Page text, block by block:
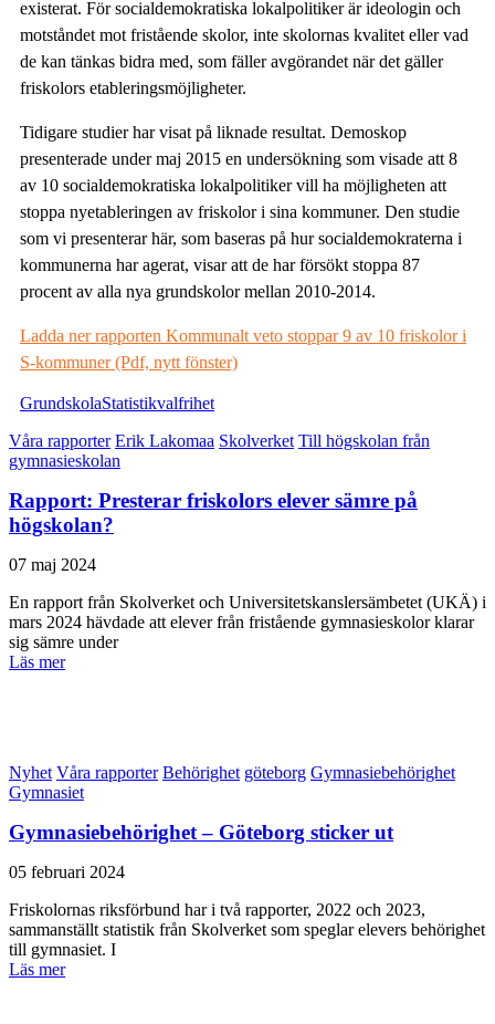
existerat. För socialdemokratiska lokalpolitiker är ideologin och
motståndet mot fristående skolor, inte skolornas kvalitet eller vad
de kan tänkas bidra med, som fäller avgörandet när det gäller
friskolors etableringsmöjligheter.
Tidigare studier har visat på liknade resultat. Demoskop
presenterade under maj 2015 en undersökning som visade att 8
av 10 socialdemokratiska lokalpolitiker vill ha möjligheten att
stoppa nyetableringen av friskolor i sina kommuner. Den studie
som vi presenterar här, som baseras på hur socialdemokraterna i
kommunerna har agerat, visar att de har försökt stoppa 87
procent av alla nya grundskolor mellan 2010-2014.
Ladda ner rapporten Kommunalt veto stoppar 9 av 10 friskolor i
S-kommuner (Pdf, nytt fönster)
GrundskolaStatistikvalfrihet
Våra rapporter Erik Lakomaa Skolverket Till högskolan från
gymnasieskolan
Rapport: Presterar friskolors elever sämre på
högskolan?
07 maj 2024
En rapport från Skolverket och Universitetskanslersämbetet (UKÄ) i
mars 2024 hävdade att elever från fristående gymnasieskolor klarar
sig sämre under
Läs mer
Nyhet Våra rapporter Behörighet göteborg Gymnasiebehörighet
Gymnasiet
Gymnasiebehörighet – Göteborg sticker ut
05 februari 2024
Friskolornas riksförbund har i två rapporter, 2022 och 2023,
sammanställt statistik från Skolverket som speglar elevers behörighet
till gymnasiet. I
Läs mer